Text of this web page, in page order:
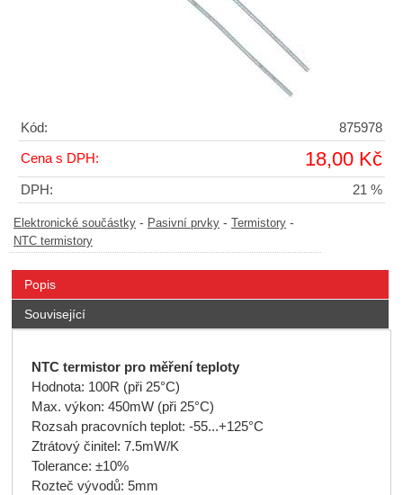
Kód: 875978
Cena s DPH: 18,00 Kč
DPH: 21 %
Elektronické součástky - Pasivní prvky - Termistory -
NTC termistory
Popis
Související
NTC termistor pro měření teploty
Hodnota: 100R (při 25°C)
Max. výkon: 450mW (při 25°C)
Rozsah pracovních teplot: -55...+125°C
Ztrátový činitel: 7.5mW/K
Tolerance: ±10%
Rozteč vývodů: 5mm